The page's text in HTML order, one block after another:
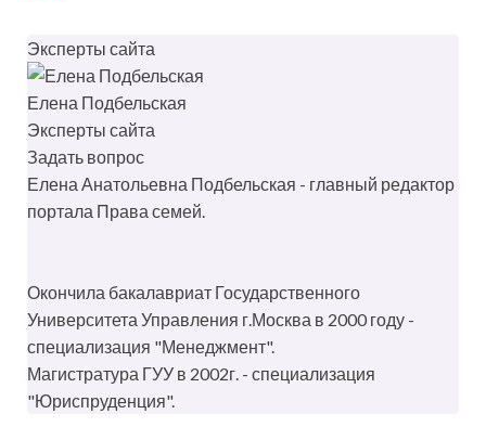
Эксперты сайта
Елена Подбельская
Эксперты сайта
Задать вопрос
Елена Анатольевна Подбельская - главный редактор
портала Права семей.
Окончила бакалавриат Государственного
Университета Управления г.Москва в 2000 году -
специализация "Менеджмент".
Магистратура ГУУ в 2002г. - специализация
"Юриспруденция".